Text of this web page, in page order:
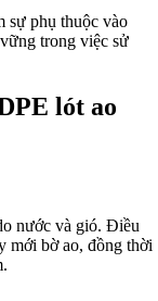
sự phụ thuộc vào
trong việc sử
lót ao
nước và gió. Điều
mới bờ ao, đồng thời